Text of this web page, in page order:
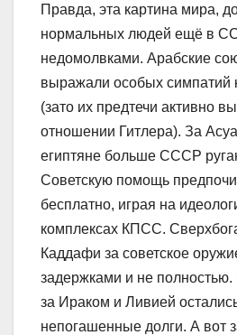
Правда, эта картина мира,
нормальных людей ещё в
недомолвками. Арабские
выражали особых симпатий
(зато их предтечи активно
отношении Гитлера). За
египтяне больше СССР
Советскую помощь
бесплатно, играя на
комплексах КПСС.
Каддафи за советское
задержками и не полностью.
за Ираком и Ливией
непогашенные долги. А вот